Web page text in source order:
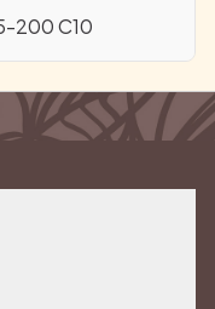
200 C10